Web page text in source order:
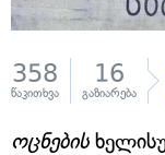
358
წაკითხვა
16
გაზიარება
ოცნების